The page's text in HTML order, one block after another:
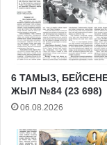
6 ТАМЫЗ,
ЖЫЛ №84 (23 698)
06.08.2026